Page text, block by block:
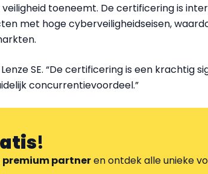
toeneemt. De certificering is
met hoge cyberveiligheidseisen,
SE. “De certificering is een krachtig
concurrentievoordeel.”
!
premium partneren ontdek alle unieke